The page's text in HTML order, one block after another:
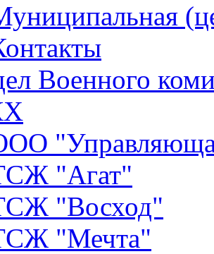
Военного
"Агат"
"Восход"
"Мечта"